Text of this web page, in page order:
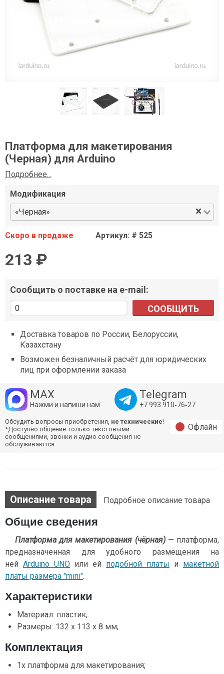
Платформа для макетирования
(Черная) для Arduino
Подробнее...
Модификация
«Черная»
×
Скоро в продаже Артикул: # 525
213 ₽
Сообщить о поставке на e-mail:
СООБЩИТЬ
Доставка товаров по России, Белоруссии,
Казахстану
Возможен безналичный расчёт для юридических
лиц при оформлении заказа
MAX
Нажми и напиши нам
Telegram
+7 993 910‑76‑27
Обсудить вопросы приобретения, не технические!
*Доступно общение только текстовыми
сообщениями, звонки и аудио сообщения не
обслуживаются
Офлайн
Описание товара Подробное описание товара
Общие сведения
Платформа для макетирования (чёрная)— платформа,
предназначенная для удобного размещения на
ней Arduino UNO или ей подобной платы и макетной
платы размера "mini".
Характеристики
Материал: пластик;
Размеры: 132 х 113 х 8 мм;
Комплектация
1х платформа для макетирования;